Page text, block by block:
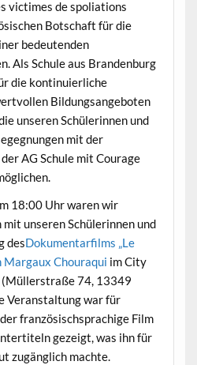
victimes de spoliations
Botschaft für die
bedeutenden
Als Schule aus Brandenburg
die kontinuierliche
Bildungsangeboten
unseren Schülerinnen und
mit der
AG Schule mit Courage
18:00 Uhr waren wir
unseren Schülerinnen und
desDokumentarfilms „Le
Margaux Chouraqui im City
(Müllerstraße 74, 13349
Veranstaltung war für
französischsprachige Film
gezeigt, was ihn für
zugänglich machte.